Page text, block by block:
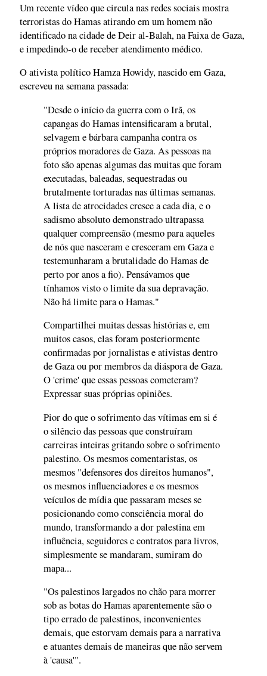
Um recente vídeo que circula nas redes sociais mostra
terroristas do Hamas atirando em um homem não
identificado na cidade de Deir al-Balah, na Faixa de Gaza,
e impedindo-o de receber atendimento médico.
O ativista político Hamza Howidy, nascido em Gaza,
escreveu na semana passada:
"Desde o início da guerra com o Irã, os
capangas do Hamas intensificaram a brutal,
selvagem e bárbara campanha contra os
próprios moradores de Gaza. As pessoas na
foto são apenas algumas das muitas que foram
executadas, baleadas, sequestradas ou
brutalmente torturadas nas últimas semanas.
A lista de atrocidades cresce a cada dia, e o
sadismo absoluto demonstrado ultrapassa
qualquer compreensão (mesmo para aqueles
de nós que nasceram e cresceram em Gaza e
testemunharam a brutalidade do Hamas de
perto por anos a fio). Pensávamos que
tínhamos visto o limite da sua depravação.
Não há limite para o Hamas."
Compartilhei muitas dessas histórias e, em
muitos casos, elas foram posteriormente
confirmadas por jornalistas e ativistas dentro
de Gaza ou por membros da diáspora de Gaza.
O 'crime' que essas pessoas cometeram?
Expressar suas próprias opiniões.
Pior do que o sofrimento das vítimas em si é
o silêncio das pessoas que construíram
carreiras inteiras gritando sobre o sofrimento
palestino. Os mesmos comentaristas, os
mesmos "defensores dos direitos humanos",
os mesmos influenciadores e os mesmos
veículos de mídia que passaram meses se
posicionando como consciência moral do
mundo, transformando a dor palestina em
influência, seguidores e contratos para livros,
simplesmente se mandaram, sumiram do
mapa...
"Os palestinos largados no chão para morrer
sob as botas do Hamas aparentemente são o
tipo errado de palestinos, inconvenientes
demais, que estorvam demais para a narrativa
e atuantes demais de maneiras que não servem
à 'causa'".